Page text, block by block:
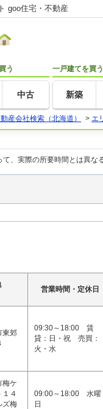
goo住宅・不動産
う
中古
一戸建てを買う
新築
産会社検索（北海道） > エ
、実際の所要時間とは異な
営業時間・定休日
東郊
09:30～18:00 賃
貸：日・祝 売買：
火・水
梅ケ
１４
ズ梅
09:00～18:00 水曜
日